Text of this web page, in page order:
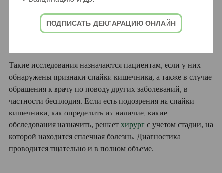
полость через небольшой прокол лапароскопа с
камерой. Подобное вмешательство считается одним
из лучших способов диагностики, позволяющим не
Такие исследования назначаются пациентам, если у них
обнаружены признаки спайки кишечника, а также в случае
обращения к врачу по поводу других заболеваний, в
частности бесплодия. Если есть подозрения на спайки
кишечника, как определить их наличие, какие
обследования назначить, решает хирург с учетом стадии, на
которой находится спаечная болезнь. Диагностика
проводится тщательно и в полном объеме.
ПОДПИСАТЬ ДЕКЛАРАЦИЮ ОНЛАЙН